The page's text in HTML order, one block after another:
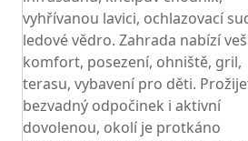
vyhřívanou lavici, ochlazovací
ledové vědro. Zahrada nabízí
komfort, posezení, ohniště, gril,
terasu, vybavení pro děti.
bezvadný odpočinek i aktivní
dovolenou, okolí je protkáno